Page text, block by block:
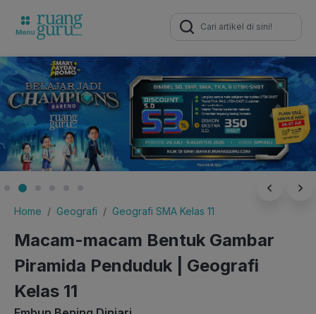
Search
for:
Home Geografi Geografi SMA Kelas 11
Macam-macam Bentuk Gambar
Piramida Penduduk | Geografi
Kelas 11